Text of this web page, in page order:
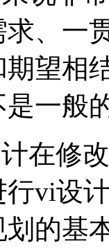
、一
期望相
是一般
在修
行vi设
划的基